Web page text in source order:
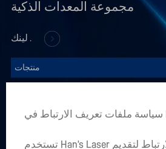
مجموعة المعدات الذكية
لينك .
منتجات
تستخدم Han’s Laser ملفات تعريف الارتباط لتقديم